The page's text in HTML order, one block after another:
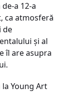
a 12-a
ca atmosferă
de
şi al
îl are asupra
Young Art